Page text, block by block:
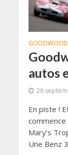
GOODWOOD
autos
26
En piste !
commence
Mary’s
Une Benz